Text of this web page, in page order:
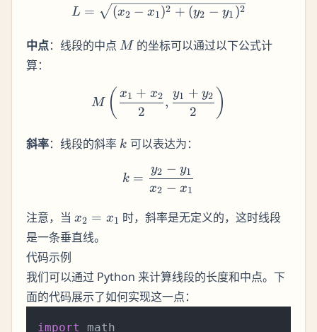
L = \sqrt{(x_2 - x_1)^2 +
L = (x2 − x1)2 + (y2 − y1 )2
中点：线段的中点 M
M 的坐标可以通过以下公式计
算：
M\left(\frac{x_1 +
M ( 2
x1 + x2 ,
2
y1 + y2 )
斜率：线段的斜率 k
k 可以表达为：
k = \frac{y_2 - y_1}{x_2
k =
x2 − x1
y2 − y1
注意，当 x_2
=
x_1
x2 = x1 时，斜率是无定义的，这时线段
是一条垂直线。
代码示例
我们可以通过 Python 来计算线段的长度和中点。下
面的代码展示了如何实现这一点：
import math